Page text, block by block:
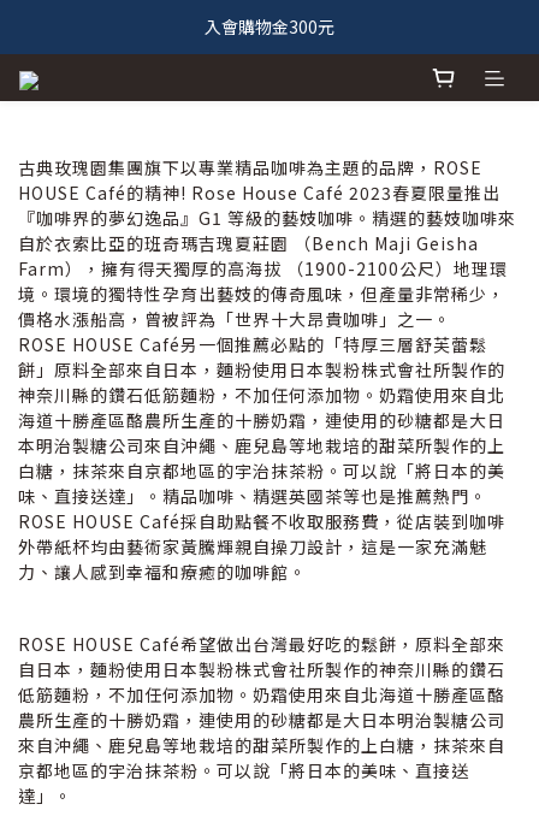
入會購物金300元
古典玫瑰園集團旗下以專業精品咖啡為主題的品牌，ROSE
HOUSE Café的精神! Rose House Café 2023春夏限量推出
『咖啡界的夢幻逸品』G1 等級的藝妓咖啡。精選的藝妓咖啡來
自於衣索比亞的班奇瑪吉瑰夏莊園 （Bench Maji Geisha
Farm），擁有得天獨厚的高海拔 （1900-2100公尺）地理環
境。環境的獨特性孕育出藝妓的傳奇風味，但產量非常稀少，
價格水漲船高，曾被評為「世界十大昂貴咖啡」之一。
ROSE HOUSE Café另一個推薦必點的「特厚三層舒芙蕾鬆
餅」原料全部來自日本，麵粉使用日本製粉株式會社所製作的
神奈川縣的鑽石低筋麵粉，不加任何添加物。奶霜使用來自北
海道十勝產區酪農所生產的十勝奶霜，連使用的砂糖都是大日
本明治製糖公司來自沖繩、鹿兒島等地栽培的甜菜所製作的上
白糖，抹茶來自京都地區的宇治抹茶粉。可以說「將日本的美
味、直接送達」。精品咖啡、精選英國茶等也是推薦熱門。
ROSE HOUSE Café採自助點餐不收取服務費，從店裝到咖啡
外帶紙杯均由藝術家黃騰輝親自操刀設計，這是一家充滿魅
力、讓人感到幸福和療癒的咖啡館。
ROSE HOUSE Café希望做出台灣最好吃的鬆餅，原料全部來
自日本，麵粉使用日本製粉株式會社所製作的神奈川縣的鑽石
低筋麵粉，不加任何添加物。奶霜使用來自北海道十勝產區酪
農所生產的十勝奶霜，連使用的砂糖都是大日本明治製糖公司
來自沖繩、鹿兒島等地栽培的甜菜所製作的上白糖，抹茶來自
京都地區的宇治抹茶粉。可以說「將日本的美味、直接送
達」。